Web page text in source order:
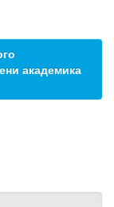
академика